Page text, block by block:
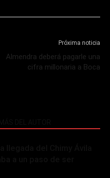
Próxima noticia
Almendra deberá pagarle una
cifra millonaria a Boca